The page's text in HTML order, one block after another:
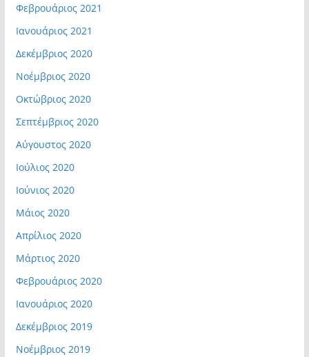
Φεβρουάριος 2021
Ιανουάριος 2021
Δεκέμβριος 2020
Νοέμβριος 2020
Οκτώβριος 2020
Σεπτέμβριος 2020
Αύγουστος 2020
Ιούλιος 2020
Ιούνιος 2020
Μάιος 2020
Απρίλιος 2020
Μάρτιος 2020
Φεβρουάριος 2020
Ιανουάριος 2020
Δεκέμβριος 2019
Νοέμβριος 2019